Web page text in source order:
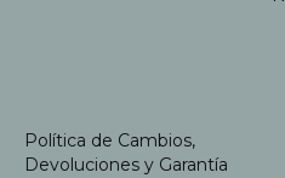
Política de Cambios,
Devoluciones y Garantía